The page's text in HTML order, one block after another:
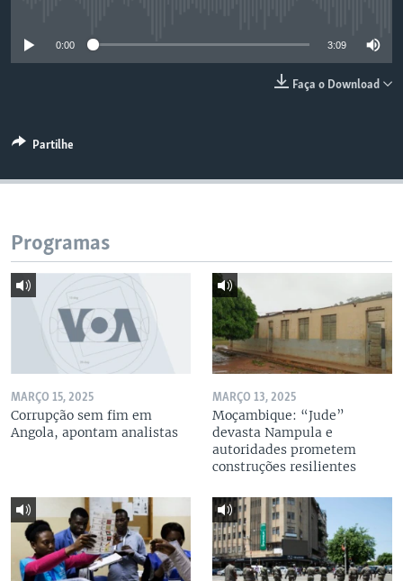
0:00 3:09
Faça o Download
Partilhe
Programas
MARÇO 15, 2025
Corrupção sem fim em
Angola, apontam analistas
MARÇO 13, 2025
Moçambique: “Jude”
devasta Nampula e
autoridades prometem
construções resilientes